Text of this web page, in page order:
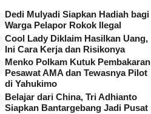
Dedi Mulyadi Siapkan Hadiah bagi
Warga Pelapor Rokok Ilegal
Cool Lady Diklaim Hasilkan Uang,
Ini Cara Kerja dan Risikonya
Menko Polkam Kutuk Pembakaran
Pesawat AMA dan Tewasnya Pilot
di Yahukimo
Belajar dari China, Tri Adhianto
Siapkan Bantargebang Jadi Pusat